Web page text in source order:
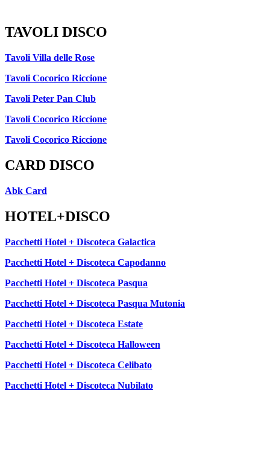
TAVOLI DISCO
Tavoli Villa delle Rose
Tavoli Cocorico Riccione
Tavoli Peter Pan Club
Tavoli Cocorico Riccione
Tavoli Cocorico Riccione
CARD DISCO
Abk Card
HOTEL+DISCO
Pacchetti Hotel + Discoteca Galactica
Pacchetti Hotel + Discoteca Capodanno
Pacchetti Hotel + Discoteca Pasqua
Pacchetti Hotel + Discoteca Pasqua Mutonia
Pacchetti Hotel + Discoteca Estate
Pacchetti Hotel + Discoteca Halloween
Pacchetti Hotel + Discoteca Celibato
Pacchetti Hotel + Discoteca Nubilato